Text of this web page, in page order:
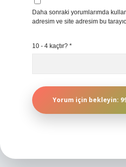
Daha sonraki yorumlarımda
adresim ve site adresim bu
10 - 4 kaçtır? *